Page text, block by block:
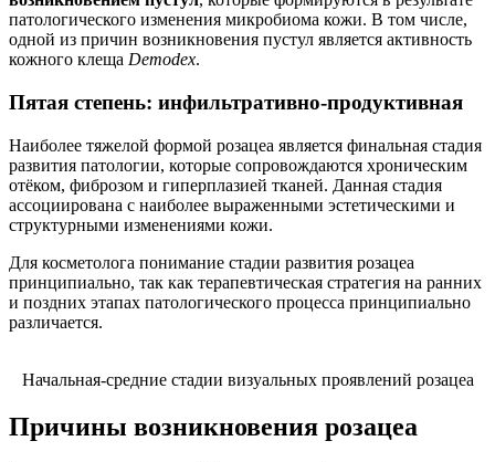
патологического изменения микробиома кожи. В том числе,
одной из причин возникновения пустул является активность
кожного клеща Demodex.
Пятая степень: инфильтративно-продуктивная
Наиболее тяжелой формой розацеа является финальная стадия
развития патологии, которые сопровождаются хроническим
отёком, фиброзом и гиперплазией тканей. Данная стадия
ассоциирована с наиболее выраженными эстетическими и
структурными изменениями кожи.
Для косметолога понимание стадии развития розацеа
принципиально, так как терапевтическая стратегия на ранних
и поздних этапах патологического процесса принципиально
различается.
Начальная-средние стадии визуальных проявлений розацеа
Причины возникновения розацеа